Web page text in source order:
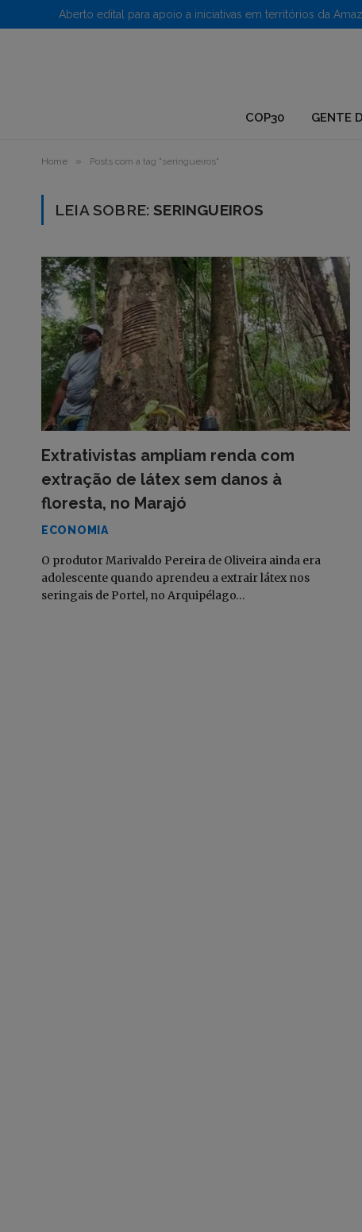
COP30 GENTE
Home » Posts com a tag "seringueiros"
LEIA SOBRE:SERINGUEIROS
Extrativistas ampliam renda com
extração de látex sem danos à
floresta, no Marajó
ECONOMIA
O produtor Marivaldo Pereira de Oliveira ainda era
adolescente quando aprendeu a extrair látex nos
seringais de Portel, no Arquipélago…